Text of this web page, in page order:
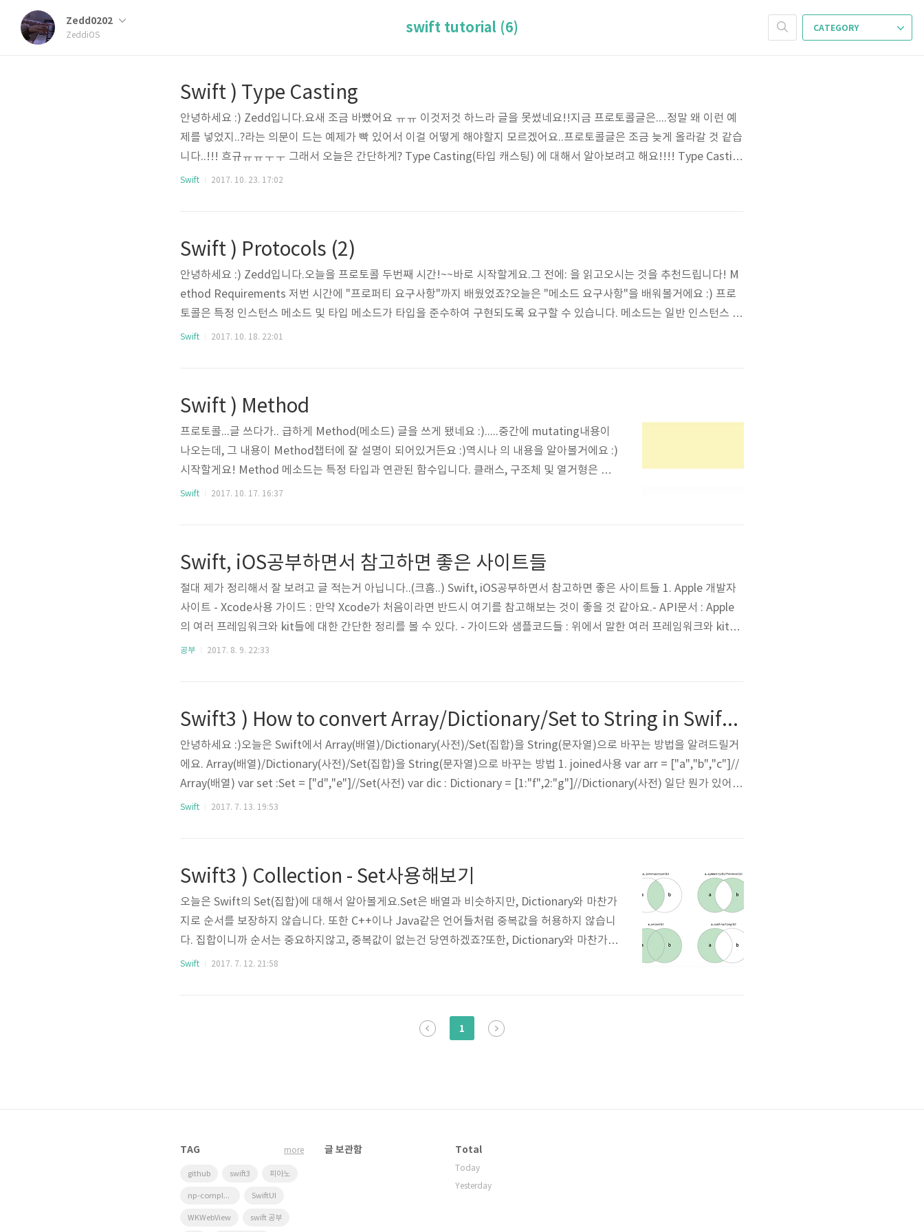
Zedd0202
ZeddiOS
CATEGORY
swift tutorial (6)
Swift ) Type Casting
안녕하세요 :) Zedd입니다.요새 조금 바빴어요 ㅠㅠ 이것저것 하느라 글을 못썼네요!!지금 프로토콜글은....정말 왜 이런 예
제를 넣었지..?라는 의문이 드는 예제가 빡 있어서 이걸 어떻게 해야할지 모르겠어요..프로토콜글은 조금 늦게 올라갈 것 같습
니다..!!! 흐규ㅠㅠㅜㅜ 그래서 오늘은 간단하게? Type Casting(타입 캐스팅) 에 대해서 알아보려고 해요!!!! Type Castin
g 타입캐스팅은 인스턴의 타입을 확인하거나, 인스턴스의 타입을 슈퍼클래스 또는 서브클래스 타입처럼 다루기 위해 사용합
Swift 2017. 10. 23. 17:02
Swift ) Protocols (2)
안녕하세요 :) Zedd입니다.오늘을 프로토콜 두번째 시간!~~바로 시작할게요.그 전에: 을 읽고오시는 것을 추천드립니다! M
ethod Requirements 저번 시간에 "프로퍼티 요구사항"까지 배웠었죠?오늘은 "메소드 요구사항"을 배워볼거에요 :) 프로
토콜은 특정 인스턴스 메소드 및 타입 메소드가 타입을 준수하여 구현되도록 요구할 수 있습니다. 메소드는 일반 인스턴스 및
타입 메소드와 완전히 동일하지만, 중괄호와 메소드 본문없이 프로토콜 정의의 일부로 작성됩니다. Variadic(가변?) 파라미
Swift 2017. 10. 18. 22:01
Swift ) Method
프로토콜...글 쓰다가.. 급하게 Method(메소드) 글을 쓰게 됐네요 :).....중간에 mutating내용이
나오는데, 그 내용이 Method챕터에 잘 설명이 되어있거든요 :)역시나 의 내용을 알아볼거에요 :)
시작할게요! Method 메소드는 특정 타입과 연관된 함수입니다. 클래스, 구조체 및 열거형은 특정
작업이나 기능을 캡슐화한 인스턴스 메소드와 타입 자체와 관련된 타입메소드를 정의 할 수 있습
Swift 2017. 10. 17. 16:37
Swift, iOS공부하면서 참고하면 좋은 사이트들
절대 제가 정리해서 잘 보려고 글 적는거 아닙니다..(크흠..) Swift, iOS공부하면서 참고하면 좋은 사이트들 1. Apple 개발자
사이트 - Xcode사용 가이드 : 만약 Xcode가 처음이라면 반드시 여기를 참고해보는 것이 좋을 것 같아요.- API문서 : Apple
의 여러 프레임워크와 kit들에 대한 간단한 정리를 볼 수 있다. - 가이드와 샘플코드들 : 위에서 말한 여러 프레임워크와 kit들
의 사용방법들을 상세하게 설명해놓았다. (영어로..) 샘플코드가 있는 것들도 있다.- Swift 문서 : Swift문법들을 공부 할 수
공부 2017. 8. 9. 22:33
Swift3 ) How to convert Array/Dictionary/Set to String in Swift(배열/집합/사전을 문자열로 바꾸는 방법)
안녕하세요 :)오늘은 Swift에서 Array(배열)/Dictionary(사전)/Set(집합)을 String(문자열)으로 바꾸는 방법을 알려드릴거
에요. Array(배열)/Dictionary(사전)/Set(집합)을 String(문자열)으로 바꾸는 방법 1. joined사용 var arr = ["a","b","c"]//
Array(배열) var set :Set = ["d","e"]//Set(사전) var dic : Dictionary = [1:"f",2:"g"]//Dictionary(사전) 일단 뭔가 있어야
문자열로 바꾸겠죠? var arrToStr = arr.joined() print(arrToStr)//"abc" var setToStr = set.joined() print(setToSt
Swift 2017. 7. 13. 19:53
Swift3 ) Collection - Set사용해보기
오늘은 Swift의 Set(집합)에 대해서 알아볼게요.Set은 배열과 비슷하지만, Dictionary와 마찬가
지로 순서를 보장하지 않습니다. 또한 C++이나 Java같은 언어들처럼 중복값을 허용하지 않습니
다. 집합이니까 순서는 중요하지않고, 중복값이 없는건 당연하겠죠?또한, Dictionary와 마찬가지
로 해쉬가능한(Hashable)타입만을 담을 수 있습니다.(Swift의 기본 데이터타입은 가능합니다.)
Swift 2017. 7. 12. 21:58
1
TAG
github swift3 피아노
np-complete SwiftUI
WKWebView swift 공부
more 글 보관함 Total
Today
Yesterday